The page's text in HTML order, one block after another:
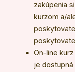
zakúpenia
kurzom a/
On-line
je dostupná